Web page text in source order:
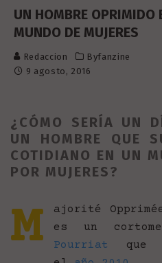
UN HOMBRE OPRIMIDO
MUNDO DE MUJERES
Redaccion
Byfanzine
9 agosto, 2016
¿CÓMO SERÍA UN
UN HOMBRE QUE
COTIDIANO EN UN
POR MUJERES?
M
ajorité
es un
Pourriat
que